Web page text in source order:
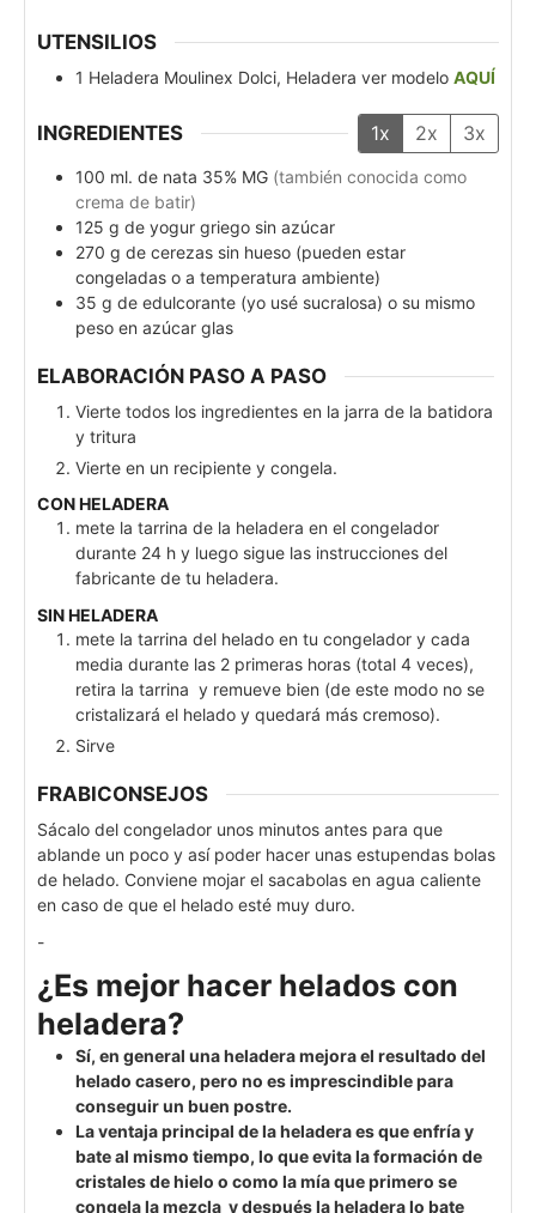
UTENSILIOS
1 Heladera Moulinex Dolci, Heladera ver modelo AQUÍ
INGREDIENTES 1x 2x 3x
100 ml. de nata 35% MG (también conocida como
crema de batir)
125 g de yogur griego sin azúcar
270 g de cerezas sin hueso (pueden estar
congeladas o a temperatura ambiente)
35 g de edulcorante (yo usé sucralosa) o su mismo
peso en azúcar glas
ELABORACIÓN PASO A PASO
Vierte todos los ingredientes en la jarra de la batidora
y tritura
Vierte en un recipiente y congela.
CON HELADERA
mete la tarrina de la heladera en el congelador
durante 24 h y luego sigue las instrucciones del
fabricante de tu heladera.
SIN HELADERA
mete la tarrina del helado en tu congelador y cada
media durante las 2 primeras horas (total 4 veces),
retira la tarrina y remueve bien (de este modo no se
cristalizará el helado y quedará más cremoso).
Sirve
FRABICONSEJOS
Sácalo del congelador unos minutos antes para que
ablande un poco y así poder hacer unas estupendas bolas
de helado. Conviene mojar el sacabolas en agua caliente
en caso de que el helado esté muy duro.
-
¿Es mejor hacer helados con
heladera?
Sí, en general una heladera mejora el resultado del
helado casero, pero no es imprescindible para
conseguir un buen postre.
La ventaja principal de la heladera es que enfría y
bate al mismo tiempo, lo que evita la formación de
cristales de hielo o como la mía que primero se
congela la mezcla y después la heladera lo bate